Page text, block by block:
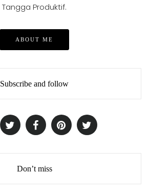
Tangga Produktif.
ABOUT ME
Subscribe and follow
Don’t miss